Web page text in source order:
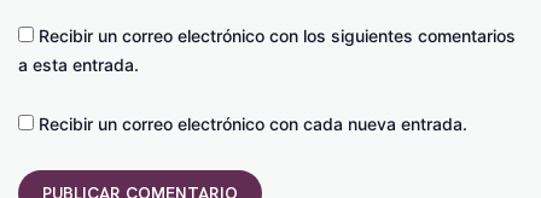
Recibir un correo electrónico con los siguientes comentarios
a esta entrada.
Recibir un correo electrónico con cada nueva entrada.